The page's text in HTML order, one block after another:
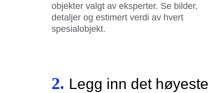
objekter valgt av eksperter. Se bilder,
detaljer og estimert verdi av hvert
spesialobjekt.
2. Legg inn det høyeste